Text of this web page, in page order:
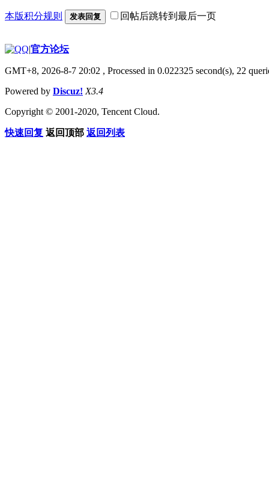
本版积分规则 发表回复 回帖后跳转到最后一页
|官方论坛
GMT+8, 2026-8-7 20:02 , Processed in 0.022325 second(s), 22
Powered by Discuz! X3.4
Copyright © 2001-2020, Tencent Cloud.
快速回复 返回顶部 返回列表